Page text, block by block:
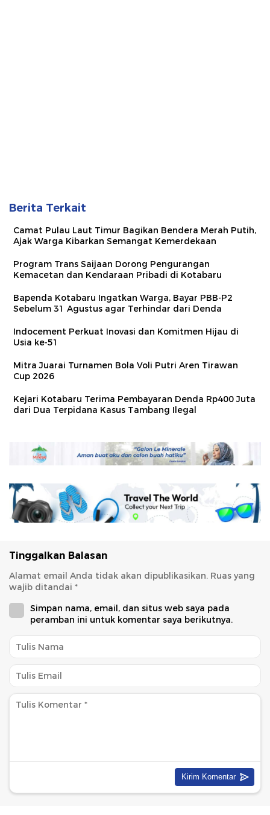
Berita Terkait
Camat Pulau Laut Timur Bagikan Bendera Merah Putih,
Ajak Warga Kibarkan Semangat Kemerdekaan
Program Trans Saijaan Dorong Pengurangan
Kemacetan dan Kendaraan Pribadi di Kotabaru
Bapenda Kotabaru Ingatkan Warga, Bayar PBB-P2
Sebelum 31 Agustus agar Terhindar dari Denda
Indocement Perkuat Inovasi dan Komitmen Hijau di
Usia ke-51
Mitra Juarai Turnamen Bola Voli Putri Aren Tirawan
Cup 2026
Kejari Kotabaru Terima Pembayaran Denda Rp400 Juta
dari Dua Terpidana Kasus Tambang Ilegal
Tinggalkan Balasan
Alamat email Anda tidak akan dipublikasikan. Ruas yang
wajib ditandai *
Simpan nama, email, dan situs web saya pada
peramban ini untuk komentar saya berikutnya.